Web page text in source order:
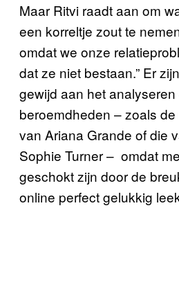
Maar Ritvi raadt aan om
een korreltje zout te
omdat we onze
dat ze niet bestaan.” Er
gewijd aan het
beroemdheden – zoals
van Ariana Grande of die
Sophie Turner – omdat
geschokt zijn door de
online perfect gelukkig